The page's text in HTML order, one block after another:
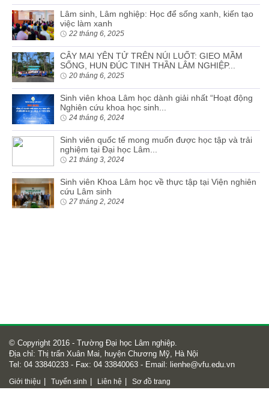
Lâm sinh, Lâm nghiệp: Học để sống xanh, kiến tạo
việc làm xanh
22 tháng 6, 2025
CÂY MAI YÊN TỬ TRÊN NÚI LUỐT: GIEO MẦM
SỐNG, HUN ĐÚC TINH THẦN LÂM NGHIỆP...
20 tháng 6, 2025
Sinh viên khoa Lâm học dành giải nhất “Hoạt động
Nghiên cứu khoa học sinh...
24 tháng 6, 2024
Sinh viên quốc tế mong muốn được học tập và trải
nghiệm tại Đại học Lâm...
21 tháng 3, 2024
Sinh viên Khoa Lâm học về thực tập tại Viện nghiên
cứu Lâm sinh
27 tháng 2, 2024
© Copyright 2016 - Trường Đại học Lâm nghiệp.
Địa chỉ: Thị trấn Xuân Mai, huyện Chương Mỹ, Hà Nội
Tel: 04 33840233 - Fax: 04 33840063 - Email: lienhe@vfu.edu.vn
Giới thiệu Tuyển sinh Liên hệ Sơ đồ trang